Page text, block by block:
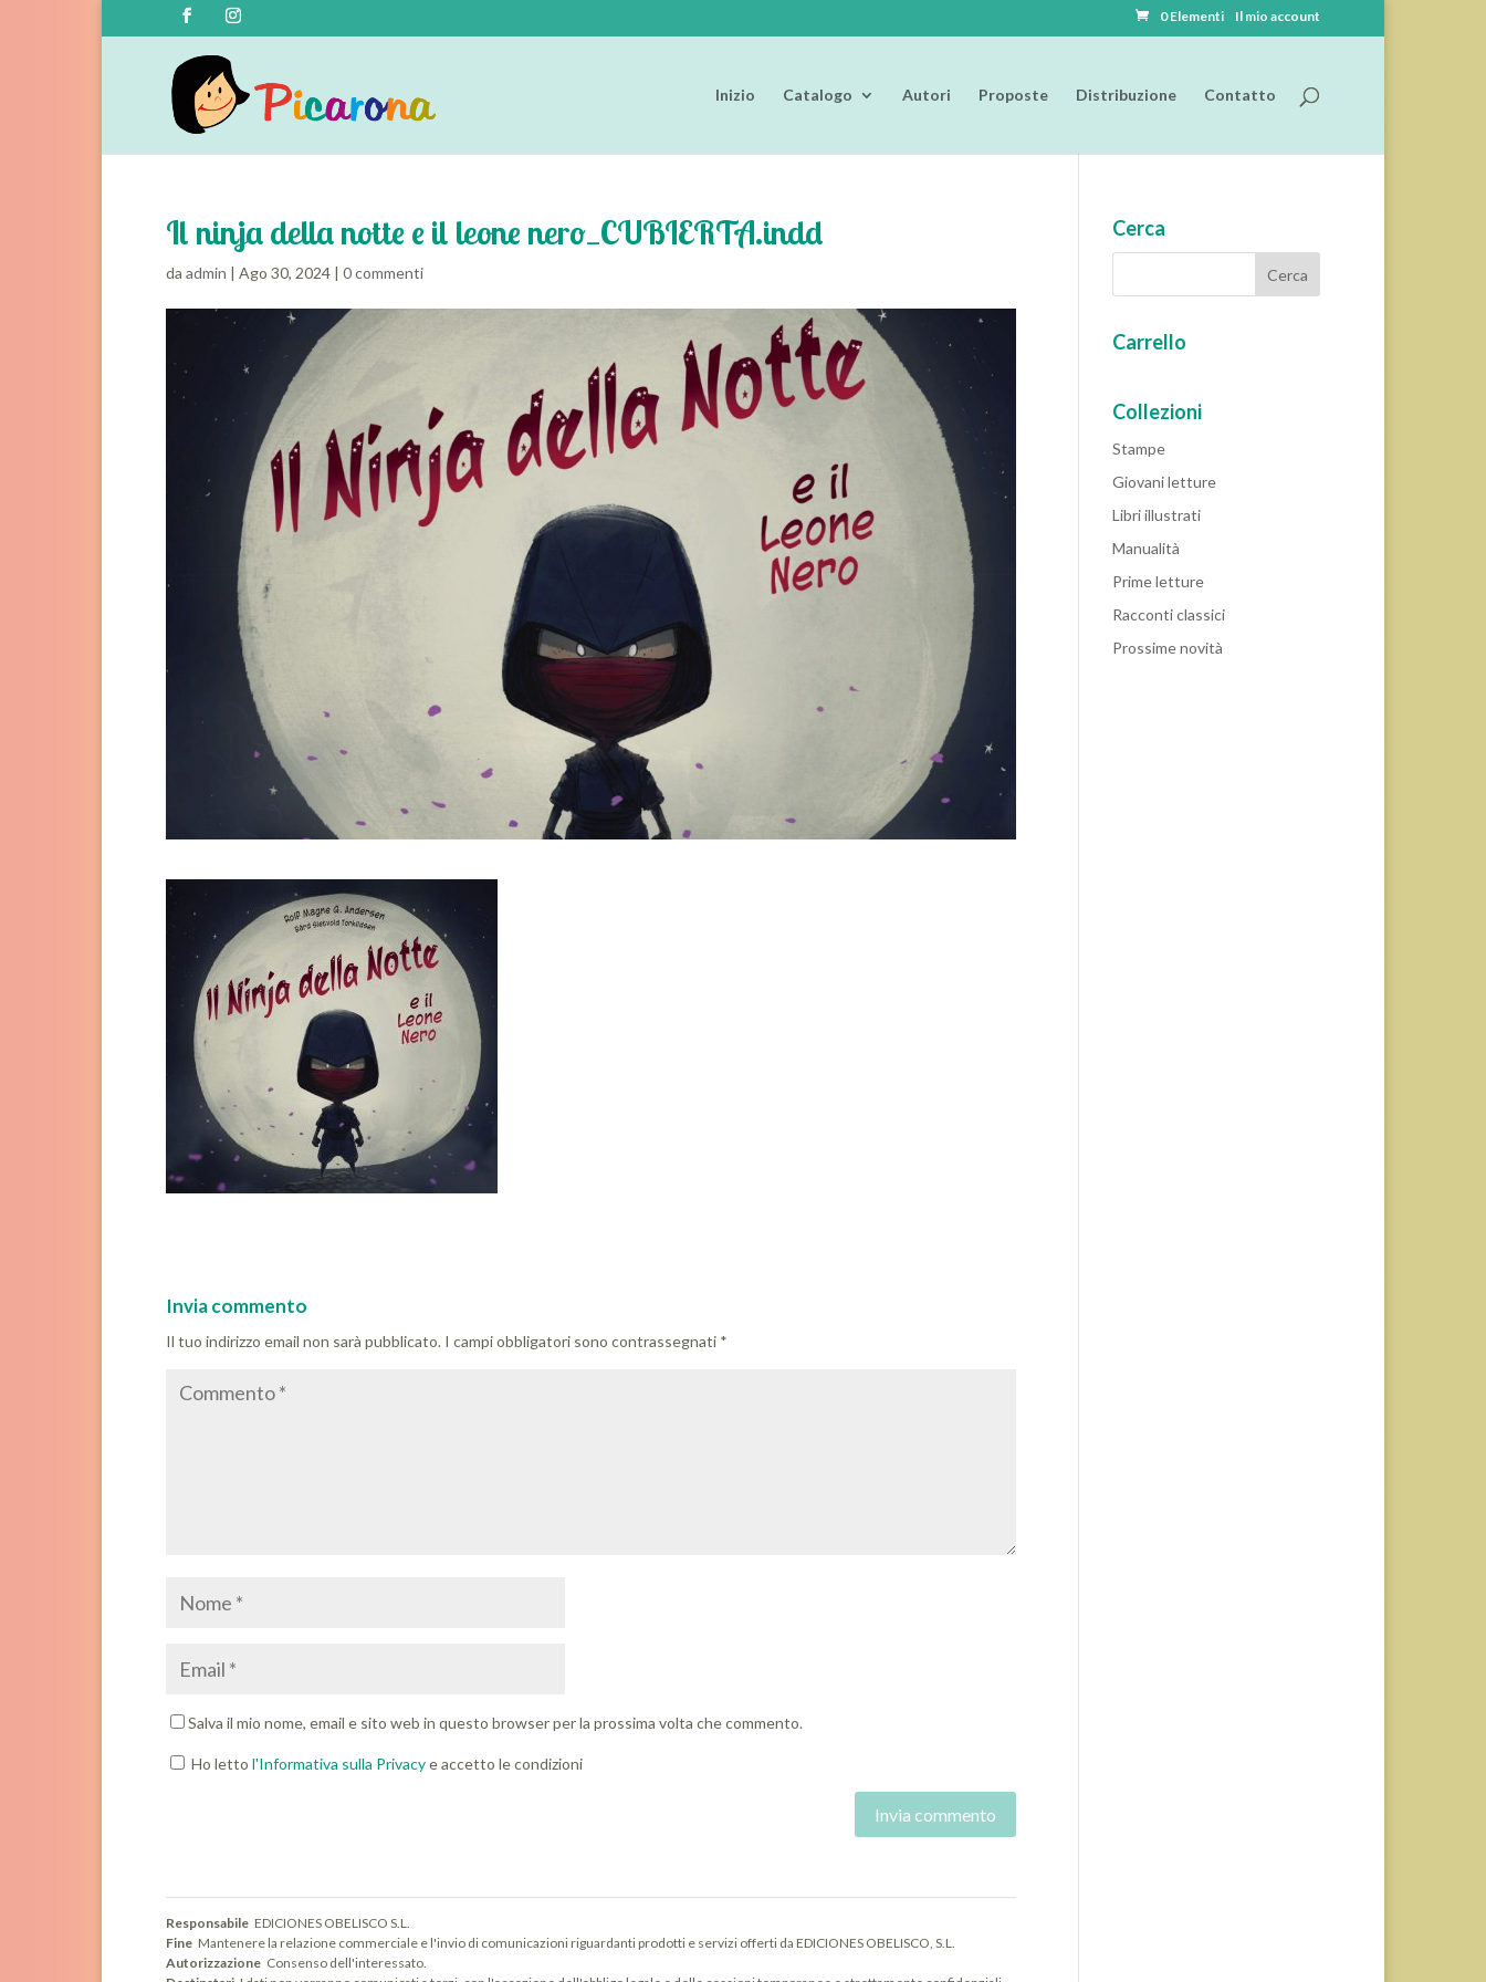
Il mio account
0 Elementi
Inizio Catalogo Autori Proposte Distribuzione Contatto
Il ninja della notte e il leone nero_CUBIERTA.indd
da admin | Ago 30, 2024 | 0 commenti
Invia commento
Il tuo indirizzo email non sarà pubblicato. I campi obbligatori sono contrassegnati *
Salva il mio nome, email e sito web in questo browser per la prossima volta che commento.
Ho letto l'Informativa sulla Privacye accetto le condizioni
Responsabile EDICIONES OBELISCO S.L.
Fine Mantenere la relazione commerciale e l'invio di comunicazioni riguardanti prodotti e servizi offerti da EDICIONES OBELISCO, S.L.
Autorizzazione Consenso dell'interessato.
Cerca
Carrello
Collezioni
Stampe
Giovani letture
Libri illustrati
Manualità
Prime letture
Racconti classici
Prossime novità